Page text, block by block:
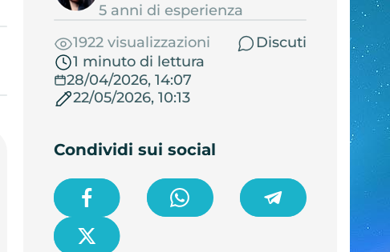
5 anni di esperienza
1922 visualizzazioni
Discuti
1 minuto di lettura
28/04/2026, 14:07
22/05/2026, 10:13
Condividi sui social